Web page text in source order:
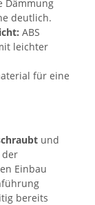
Dämmung
deutlich.
ABS
leichter
für eine
und
der
Einbau
bereits